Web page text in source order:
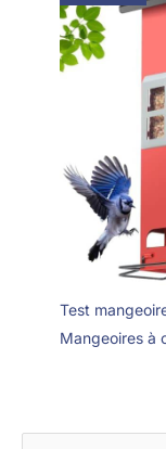
Test
Mangeoires à